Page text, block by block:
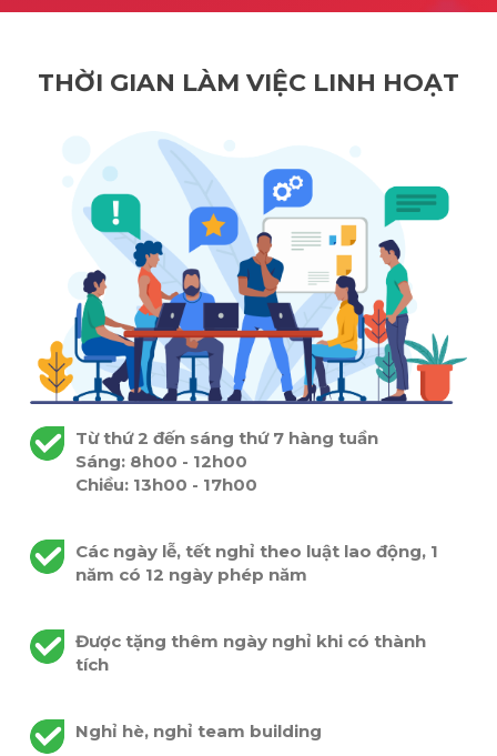
THỜI GIAN LÀM VIỆC LINH HOẠT
Từ thứ 2 đến sáng thứ 7 hàng tuần
Sáng: 8h00 - 12h00
Chiều: 13h00 - 17h00
Các ngày lễ, tết nghỉ theo luật lao động, 1
năm có 12 ngày phép năm
Được tặng thêm ngày nghỉ khi có thành
tích
Nghỉ hè, nghỉ team building